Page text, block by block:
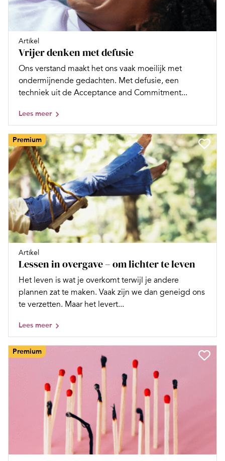
Artikel
Vrijer denken met defusie
Ons verstand maakt het ons vaak moeilijk met
ondermijnende gedachten. Met defusie, een
techniek uit de Acceptance and Commitment...
Lees meer
Premium
Artikel
Lessen in overgave – om lichter te leven
Het leven is wat je overkomt terwijl je andere
plannen zat te maken. Vaak zijn we dan geneigd ons
te verzetten. Maar het levert...
Lees meer
Premium